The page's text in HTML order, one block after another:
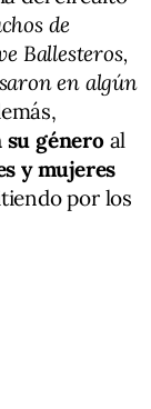
de
Ballesteros,
en algún
géneroal
y mujeres
por los